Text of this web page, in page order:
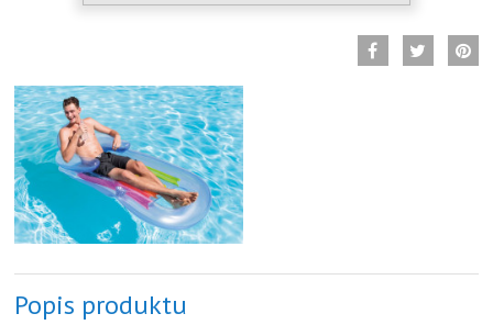
Popis produktu